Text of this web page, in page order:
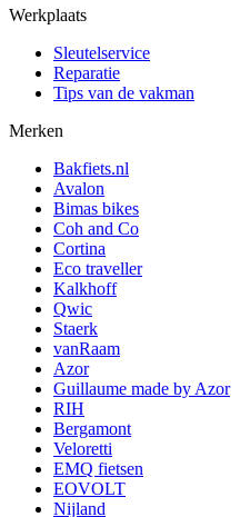
Werkplaats
Sleutelservice
Reparatie
Tips van de vakman
Merken
Bakfiets.nl
Avalon
Bimas bikes
Coh and Co
Cortina
Eco traveller
Kalkhoff
Qwic
Staerk
vanRaam
Azor
Guillaume made by Azor
RIH
Bergamont
Veloretti
EMQ fietsen
EOVOLT
Nijland